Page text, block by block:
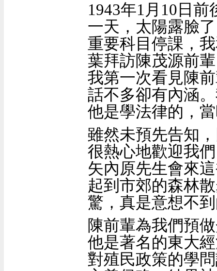
1943年1 月 10 日前
一天，太陽露臉
重要科目停課，
葉拜訪陳茂源前
我第一次看見陳
話不多卻有內涵
他是學法律的，
雖然未預先告知
很熱心地歡迎我
矢內原先生會來
起到市郊的森林
驚，真是意想不
陳前輩為我們預
他是著名的東大
對殖民政策的學